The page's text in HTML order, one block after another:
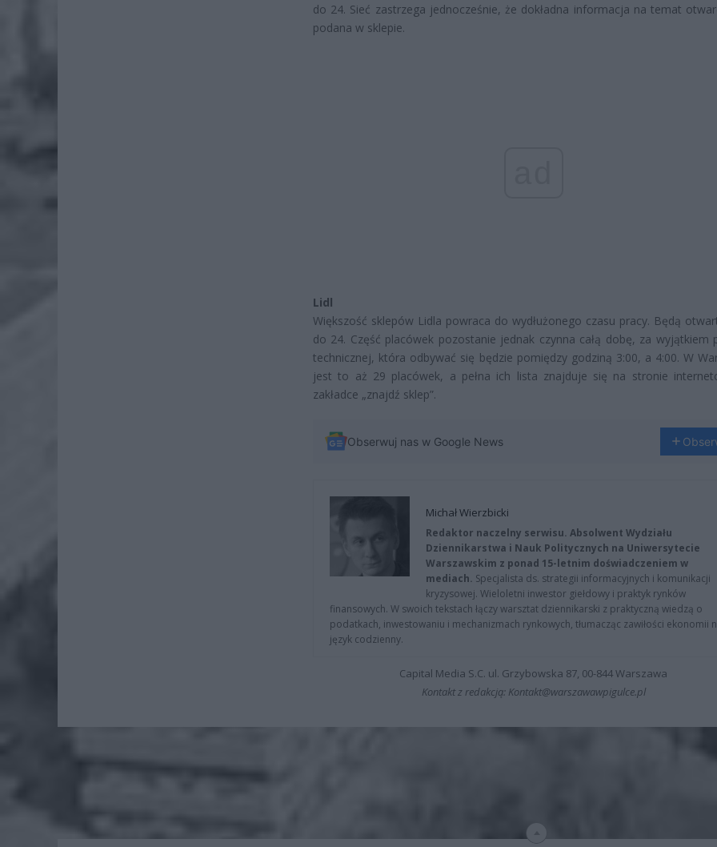
do 24. Sieć zastrzega jednocześnie, że dokładna informacja na temat
podana w sklepie.
Lidl
Większość sklepów Lidla powraca do wydłużonego czasu pracy. Będą
do 24. Część placówek pozostanie jednak czynna całą dobę, za wyjątkiem
technicznej, która odbywać się będzie pomiędzy godziną 3:00, a 4:00. W
jest to aż 29 placówek, a pełna ich lista znajduje się na stronie
zakładce „znajdź sklep”.
Obserwuj nas w Google News
Michał Wierzbicki
Redaktor naczelny serwisu. Absolwent Wydziału
Dziennikarstwa i Nauk Politycznych na Uniwersytecie
Warszawskim z ponad 15-letnim doświadczeniem w
mediach. Specjalista ds. strategii informacyjnych i komunikacji
kryzysowej. Wieloletni inwestor giełdowy i praktyk rynków
finansowych. W swoich tekstach łączy warsztat dziennikarski z praktyczną wiedzą o
podatkach, inwestowaniu i mechanizmach rynkowych, tłumacząc zawiłości ekonomii
język codzienny.
Capital Media S.C. ul. Grzybowska 87, 00-844 Warszawa
Kontakt z redakcją: Kontakt@warszawawpigulce.pl